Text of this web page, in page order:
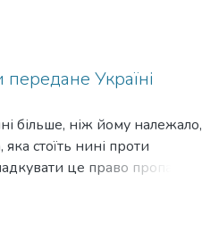
також узяв участь у
міст" Бориса
Олега Туранського), Грачов,
Ахтема
вторгнення росії в
передане Україні
більше, ніж йому належало,
стоїть нині проти
це право пропащої
та передайте його Україні.